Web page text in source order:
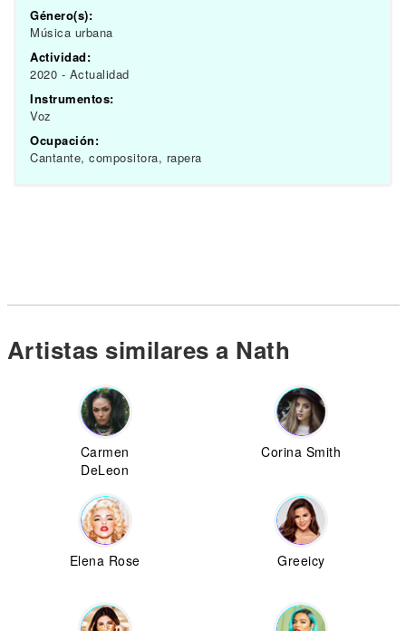
Género(s):
Música urbana
Actividad:
2020 - Actualidad
Instrumentos:
Voz
Ocupación:
Cantante, compositora, rapera
Artistas similares a Nath
Carmen
DeLeon
Corina Smith
Elena Rose Greeicy